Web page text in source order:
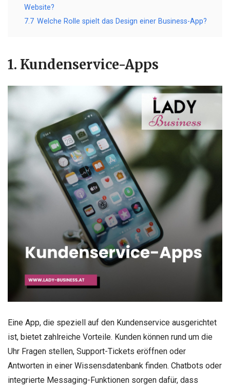
Website?
7.7 Welche Rolle spielt das Design einer Business-App?
1. Kundenservice-Apps
Eine App, die speziell auf den Kundenservice ausgerichtet
ist, bietet zahlreiche Vorteile. Kunden können rund um die
Uhr Fragen stellen, Support-Tickets eröffnen oder
Antworten in einer Wissensdatenbank finden. Chatbots oder
integrierte Messaging-Funktionen sorgen dafür, dass